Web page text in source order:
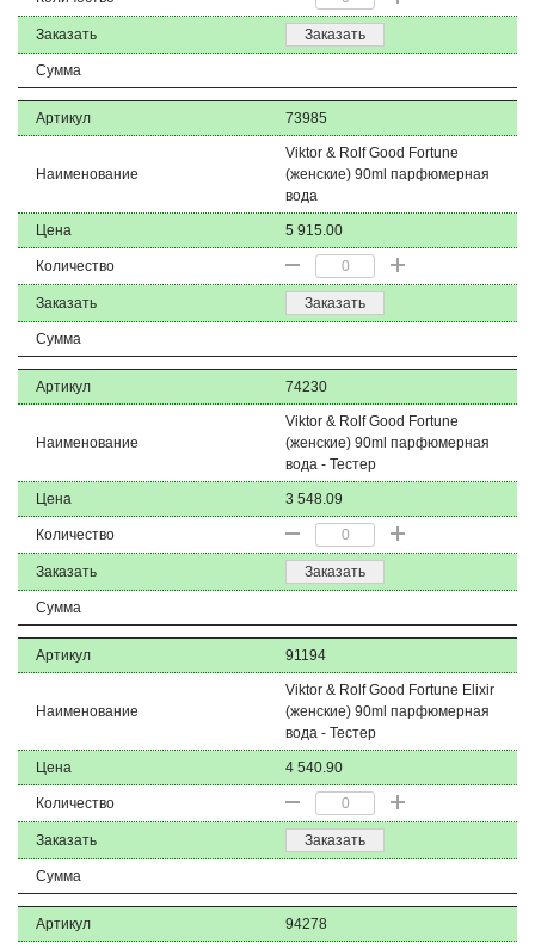
Заказать Заказать
Сумма
Артикул 73985
Наименование
Viktor & Rolf Good Fortune
(женские) 90ml парфюмерная
вода
Цена 5 915.00
Количество
Заказать Заказать
Сумма
Артикул 74230
Наименование
Viktor & Rolf Good Fortune
(женские) 90ml парфюмерная
вода - Тестер
Цена 3 548.09
Количество
Заказать Заказать
Сумма
Артикул 91194
Наименование
Viktor & Rolf Good Fortune Elixir
(женские) 90ml парфюмерная
вода - Тестер
Цена 4 540.90
Количество
Заказать Заказать
Сумма
Артикул 94278